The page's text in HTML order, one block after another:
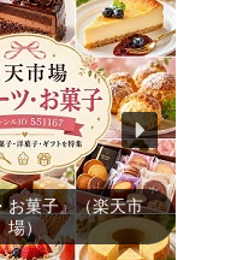
ション』（楽天市
場）